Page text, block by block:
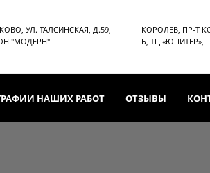
УЛ. ТАЛСИНСКАЯ, Д.59,
"МОДЕРН"
КОРОЛЕВ, ПР-Т
Б, ТЦ «ЮПИТЕР»,
НАШИХ РАБОТ ОТЗЫВЫ